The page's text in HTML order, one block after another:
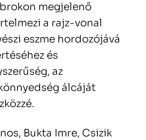
megjelenő
a rajz-vonal
eszme hordozójává
és
az
álcáját
Bukta Imre, Csizik